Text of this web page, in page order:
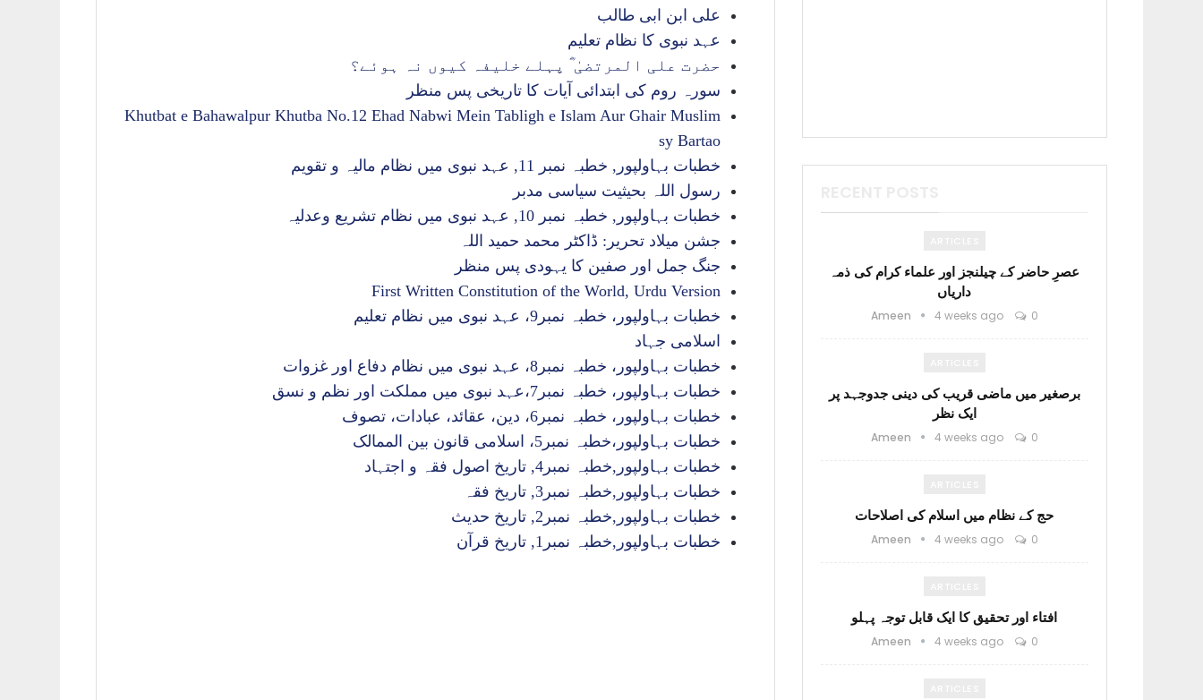
علی ابن ابی طالب
عہد نبوی کا نظام تعلیم
حضرت علی المرتضیٰ ؓ پہلے خلیفہ کیوں نہ ہوئے؟
سورہ روم کی ابتدائی آیات کا تاریخی پس منظر
Khutbat e Bahawalpur Khutba No.12 Ehad Nabwi Mein Tabligh e Islam Aur Ghair Muslim
sy Bartao
خطبات بہاولپور, خطبہ نمبر 11, عہد نبوی میں نظام مالیہ و تقویم
رسول اللہ بحیثیت سیاسی مدبر
خطبات بہاولپور, خطبہ نمبر 10, عہد نبوی میں نظام تشریع وعدلیہ
جشن میلاد تحریر: ڈاکٹر محمد حمید اللہ
جنگ جمل اور صفین کا یہودی پس منظر
First Written Constitution of the World, Urdu Version
خطبات بہاولپور، خطبہ نمبر9، عہد نبوی میں نظام تعلیم
اسلامی جہاد
خطبات بہاولپور، خطبہ نمبر8، عہد نبوی میں نظام دفاع اور غزوات
خطبات بہاولپور، خطبہ نمبر7،عہد نبوی میں مملکت اور نظم و نسق
خطبات بہاولپور، خطبہ نمبر6، دین، عقائد، عبادات، تصوف
خطبات بہاولپور،خطبہ نمبر5، اسلامی قانون بین الممالک
خطبات بہاولپور,خطبہ نمبر4, تاریخ اصول فقہ و اجتہاد
خطبات بہاولپور,خطبہ نمبر3, تاریخ فقہ
خطبات بہاولپور,خطبہ نمبر2, تاریخ حدیث
خطبات بہاولپور,خطبہ نمبر1, تاریخ قرآن
عصرِ حاضر کے چیلنجز اور علماء کرام کی ذمہ
داریاں
Ameen 4 weeks ago 0
برصغیر میں ماضی قریب کی دینی جدوجہد پر
ایک نظر
Ameen 4 weeks ago 0
حج کے نظام میں اسلام کی اصلاحات
Ameen 4 weeks ago 0
افتاء اور تحقیق کا ایک قابل توجہ پہلو
Ameen 4 weeks ago 0